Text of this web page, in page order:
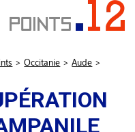
> Occitanie > Aude >